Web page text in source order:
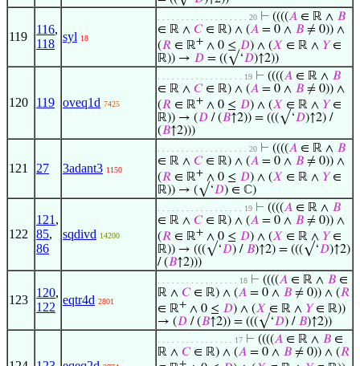
119
116,
118
syl 18
. . . . . . . . . . . . . . . . . . . 20 ⊢ ((((𝐴 ∈ ℝ ∧ 𝐵
∈ ℝ ∧ 𝐶∈ ℝ) ∧ (𝐴 = 0 ∧ 𝐵 ≠ 0)) ∧
(𝑅 ∈ ℝ+ ∧ 0 ≤𝐷) ∧ (𝑋 ∈ ℝ ∧ 𝑌∈
ℝ)) → 𝐷 = ((√‘𝐷)↑2))
120 119 oveq1d 7425
. . . . . . . . . . . . . . . . . . 19 ⊢ ((((𝐴 ∈ ℝ ∧ 𝐵
∈ ℝ ∧ 𝐶∈ ℝ) ∧ (𝐴 = 0 ∧ 𝐵 ≠ 0)) ∧
(𝑅 ∈ ℝ+ ∧ 0 ≤ 𝐷) ∧ (𝑋 ∈ ℝ ∧ 𝑌∈
ℝ)) → (𝐷 / (𝐵↑2)) = (((√‘𝐷)↑2) /
(𝐵↑2)))
121 27 3adant3 1150
. . . . . . . . . . . . . . . . . . . 20 ⊢ ((((𝐴 ∈ ℝ ∧ 𝐵
∈ ℝ ∧ 𝐶∈ ℝ) ∧ (𝐴 = 0 ∧ 𝐵 ≠ 0)) ∧
(𝑅 ∈ ℝ+ ∧ 0 ≤ 𝐷) ∧ (𝑋 ∈ ℝ ∧ 𝑌∈
ℝ)) → (√‘𝐷) ∈ ℂ)
122
121 ,
85,
86
sqdivd 14200
. . . . . . . . . . . . . . . . . . 19 ⊢ ((((𝐴 ∈ ℝ ∧ 𝐵
∈ ℝ ∧ 𝐶∈ ℝ) ∧ (𝐴 = 0 ∧ 𝐵 ≠ 0)) ∧
(𝑅 ∈ ℝ+ ∧ 0 ≤ 𝐷) ∧ (𝑋 ∈ ℝ ∧ 𝑌∈
ℝ)) → (((√‘𝐷) / 𝐵)↑2) = (((√‘𝐷)↑2)
/ (𝐵↑2)))
123
120,
122
eqtr4d 2801
. . . . . . . . . . . . . . . . . 18 ⊢ ((((𝐴 ∈ ℝ ∧ 𝐵 ∈
ℝ ∧ 𝐶∈ ℝ) ∧ (𝐴 = 0 ∧ 𝐵 ≠ 0)) ∧ (𝑅
∈ ℝ+ ∧ 0 ≤ 𝐷) ∧ (𝑋 ∈ ℝ ∧ 𝑌∈ ℝ))
→ (𝐷 / (𝐵↑2)) = (((√‘𝐷) / 𝐵)↑2))
. . . . . . . . . . . . . . . . 17 ⊢ ((((𝐴 ∈ ℝ ∧ 𝐵 ∈
ℝ ∧ 𝐶∈ ℝ) ∧ (𝐴 = 0 ∧ 𝐵 ≠ 0)) ∧ (𝑅